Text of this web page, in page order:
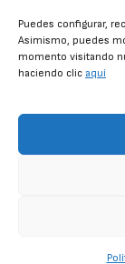
Puedes configurar,
Asimismo, puedes
momento visitando
haciendo clic aquí
ANUNCIOS DE CINE